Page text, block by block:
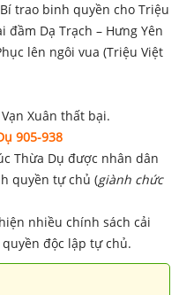
trao binh quyền cho Triệu
đầm Dạ Trạch – Hưng Yên
lên ngôi vua (Triệu Việt
Xuân thất bại.
905-938
Thừa Dụ được nhân dân
quyền tự chủ (giành chức
nhiều chính sách cải
độc lập tự chủ.